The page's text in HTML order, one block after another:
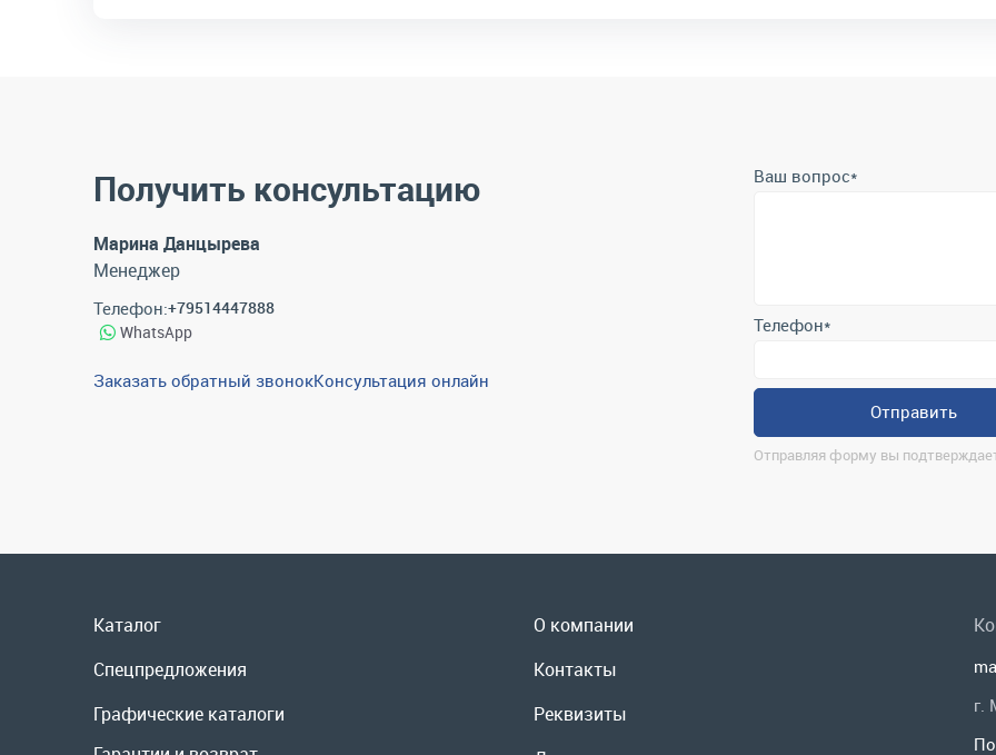
Получить консультацию
Марина Данцырева
Менеджер
Телефон:+79514447888
WhatsApp
Заказать обратный звонокКонсультация онлайн
Ваш вопрос*
Каталог
Гарантии и возврат
Скидки
О компании
г.